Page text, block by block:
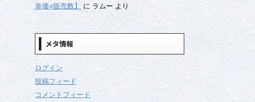
単価×販売数】にラムーより
メタ情報
ログイン
投稿フィード
コメントフィード